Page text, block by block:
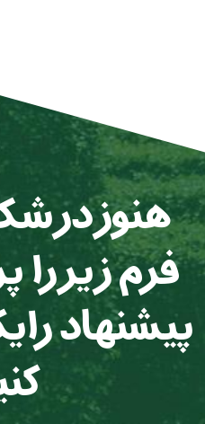
هنوز در
فرم زیر را
پیشنهاد